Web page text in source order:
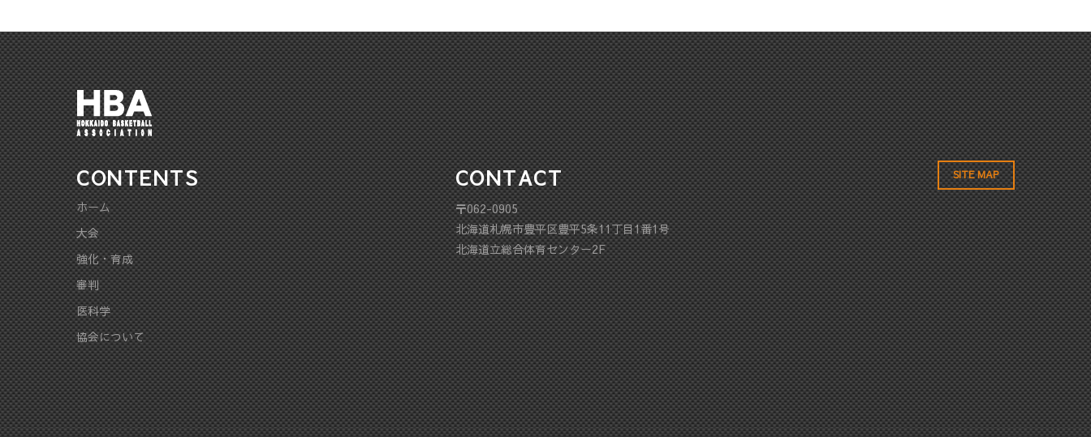
CONTENTS
ホーム
大会
強化・育成
審判
医科学
協会について
CONTACT
〒062-0905
北海道札幌市豊平区豊平5条11丁目1番1号
北海道立総合体育センター2F
SITE MAP